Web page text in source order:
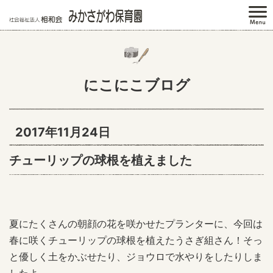
にこにこブログ
2017年11月24日
チューリップの球根を植えました
夏にたくさんの朝顔の花を咲かせたプランターに、今回は
春に咲くチューリップの球根を植えたうさぎ組さん！そっ
と優しく土をかぶせたり、ジョウロで水やりをしたりしま